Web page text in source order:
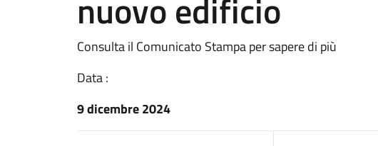
nuovo edificio
Consulta il Comunicato Stampa per sapere di più
Data :
9 dicembre 2024